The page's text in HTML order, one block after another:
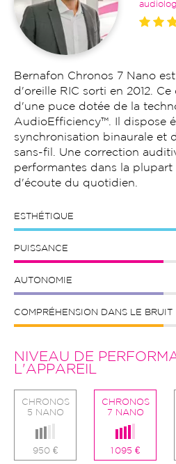
Bernafon Chronos 7 Nano
d'oreille RIC sorti en 2012.
d'une puce dotée de la
AudioEfficiency™. Il dispose
synchronisation binaurale et
sans-fil. Une correction
performantes dans la plupart
d'écoute du quotidien.
ESTHÉTIQUE
PUISSANCE
AUTONOMIE
COMPRÉHENSION DANS LE BRUIT
NIVEAU DE
L'APPAREIL
CHRONOS
5 NANO
950 €
CHRONOS
7 NANO
1 095 €